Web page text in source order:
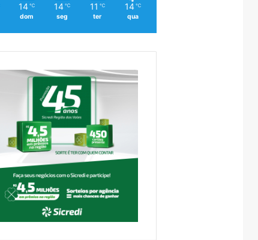
14 ℃
dom
14 ℃
seg
11 ℃
ter
14 ℃
qua